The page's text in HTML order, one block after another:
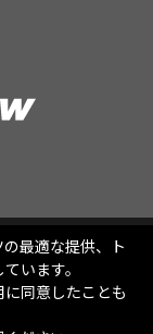
最適な提供、ト
います。
同意したことも